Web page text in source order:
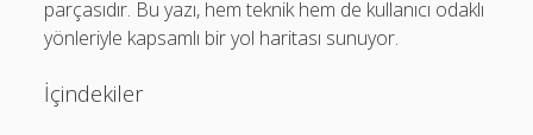
Son yorumlar
Görüntülenecek bir yorum yok.
parçasıdır. Bu yazı, hem teknik hem de kullanıcı odaklı
yönleriyle kapsamlı bir yol haritası sunuyor.
İçindekiler